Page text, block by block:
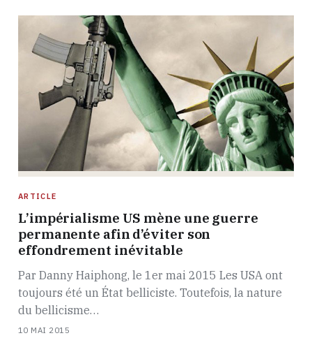
ARTICLE
L’impérialisme US mène une guerre
permanente afin d’éviter son
effondrement inévitable
Par Danny Haiphong, le 1er mai 2015 Les USA ont
toujours été un État belliciste. Toutefois, la nature
du bellicisme…
10 MAI 2015